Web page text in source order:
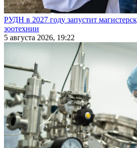
РУДН в 2027 году запустит
зоотехнии
5 августа 2026, 19:22